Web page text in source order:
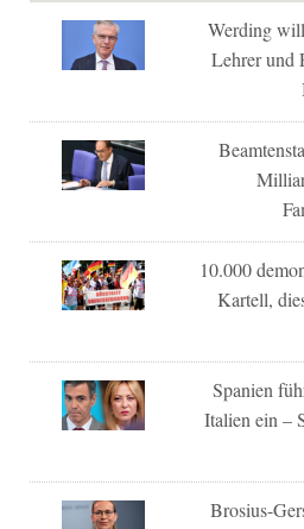
Werding
Lehrer und
10.000
Kartell,
Spanien
Italien ein –
Brosius-